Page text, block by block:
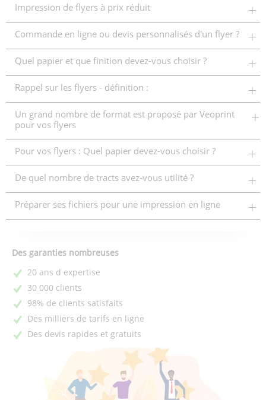
Impression de flyers à prix réduit
Commande en ligne ou devis personnalisés d'un flyer ?
Quel papier et que finition devez-vous choisir ?
Rappel sur les flyers - définition :
Un grand nombre de format est proposé par Veoprint
pour vos flyers
Pour vos flyers : Quel papier devez-vous choisir ?
De quel nombre de tracts avez-vous utilité ?
Préparer ses fichiers pour une impression en ligne
Des garanties nombreuses
20 ans d expertise
30 000 clients
98% de clients satisfaits
Des milliers de tarifs en ligne
Des devis rapides et gratuits